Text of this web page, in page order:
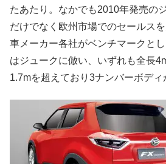
たあたり。なかでも2010年発売の
だけでなく欧州市場でのセールス
車メーカー各社がベンチマークと
はジュークに倣い、いずれも全長
1.7mを超えており3ナンバーボディ